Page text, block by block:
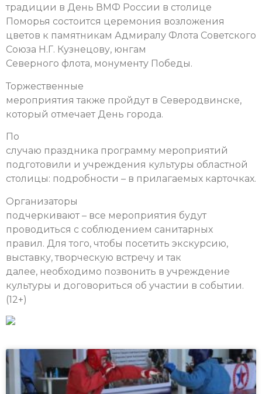
традиции в День ВМФ России в столице
Поморья состоится церемония возложения
цветов к памятникам Адмиралу Флота Советского
Союза Н.Г. Кузнецову, юнгам
Северного флота, монументу Победы.
Торжественные
мероприятия также пройдут в Северодвинске,
который отмечает День города.
По
случаю праздника программу мероприятий
подготовили и учреждения культуры областной
столицы: подробности – в прилагаемых карточках.
Организаторы
подчеркивают – все мероприятия будут
проводиться с соблюдением санитарных
правил. Для того, чтобы посетить экскурсию,
выставку, творческую встречу и так
далее, необходимо позвонить в учреждение
культуры и договориться об участии в событии.
(12+)